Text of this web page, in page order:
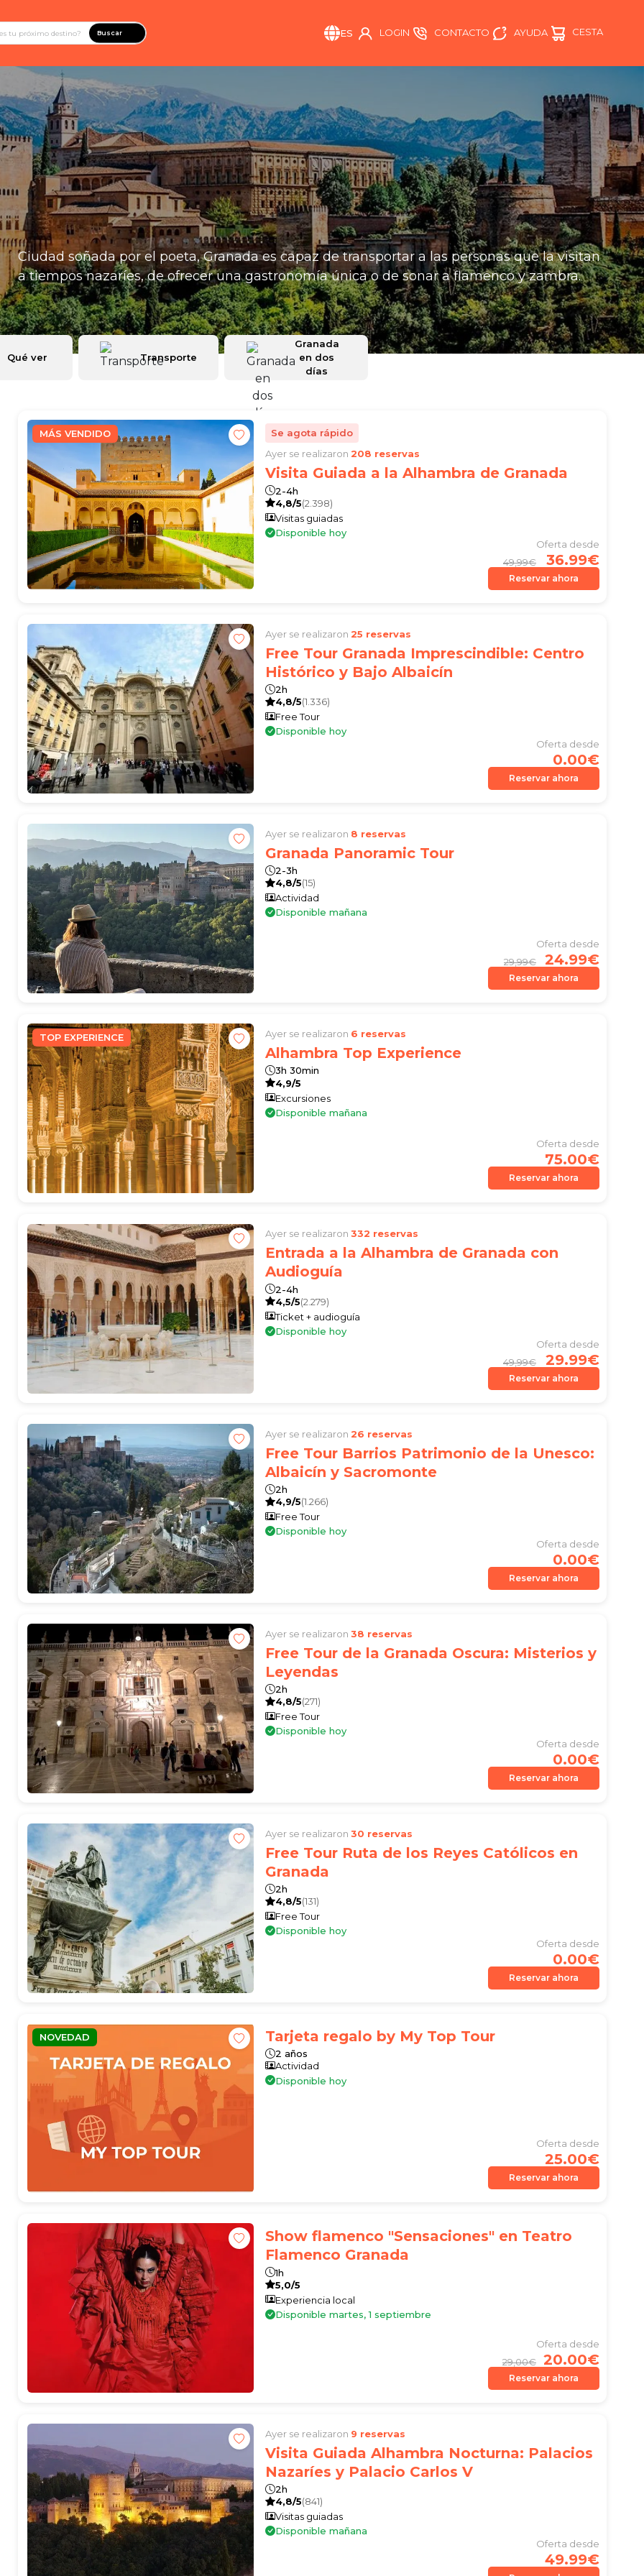
Buscar ES LOGIN CONTACTO AYUDA CESTA
Ciudad soñada por el poeta, Granada es capaz de transportar a las personas que la visitan
a tiempos nazaríes, de ofrecer una gastronomía única o de sonar a flamenco y zambra.
Qué ver Transporte
Granada
en dos
días
MÁS VENDIDO
Se agota rápido
Ayer se realizaron 208 reservas
Visita Guiada a la Alhambra de Granada
2-4h
4,8/5(2.398)
Visitas guiadas
Disponible hoy
49,99€
Oferta desde
36.99€
Reservar ahora
Ayer se realizaron 25 reservas
Free Tour Granada Imprescindible: Centro
Histórico y Bajo Albaicín
2h
4,8/5(1.336)
Free Tour
Disponible hoy
Oferta desde
0.00€
Reservar ahora
Ayer se realizaron 8 reservas
Granada Panoramic Tour
2-3h
4,8/5(15)
Actividad
Disponible mañana
29,99€
Oferta desde
24.99€
Reservar ahora
TOP EXPERIENCE Ayer se realizaron 6 reservas
Alhambra Top Experience
3h 30min
4,9/5
Excursiones
Disponible mañana
Oferta desde
75.00€
Reservar ahora
Ayer se realizaron 332 reservas
Entrada a la Alhambra de Granada con
Audioguía
2-4h
4,5/5(2.279)
Ticket + audioguía
Disponible hoy
49,99€
Oferta desde
29.99€
Reservar ahora
Ayer se realizaron 26 reservas
Free Tour Barrios Patrimonio de la Unesco:
Albaicín y Sacromonte
2h
4,9/5(1.266)
Free Tour
Disponible hoy
Oferta desde
0.00€
Reservar ahora
Ayer se realizaron 38 reservas
Free Tour de la Granada Oscura: Misterios y
Leyendas
2h
4,8/5(271)
Free Tour
Disponible hoy
Oferta desde
0.00€
Reservar ahora
Ayer se realizaron 30 reservas
Free Tour Ruta de los Reyes Católicos en
Granada
2h
4,8/5(131)
Free Tour
Disponible hoy
Oferta desde
0.00€
Reservar ahora
NOVEDAD Tarjeta regalo by My Top Tour
2 años
Actividad
Disponible hoy
Oferta desde
25.00€
Reservar ahora
Show flamenco "Sensaciones" en Teatro
Flamenco Granada
1h
5,0/5
Experiencia local
Disponible martes, 1 septiembre
29,00€
Oferta desde
20.00€
Reservar ahora
Ayer se realizaron 9 reservas
Visita Guiada Alhambra Nocturna: Palacios
Nazaríes y Palacio Carlos V
2h
4,8/5(841)
Visitas guiadas
Disponible mañana
Oferta desde
49.99€